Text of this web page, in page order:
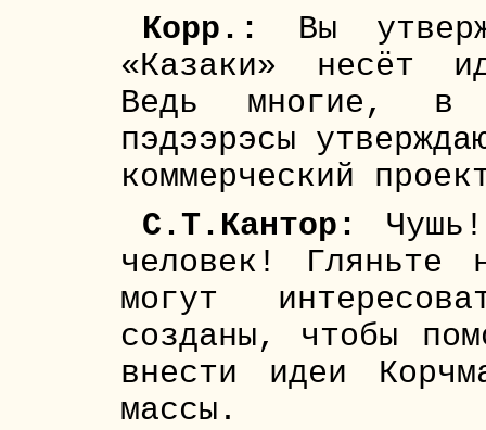
Корр.:
Вы
«Казаки» несёт
Ведь многие, в
пэдээрэсы
коммерческий
С.Т.Кантор:
человек! Гляньте
могут
созданы, чтобы
внести идеи
массы.